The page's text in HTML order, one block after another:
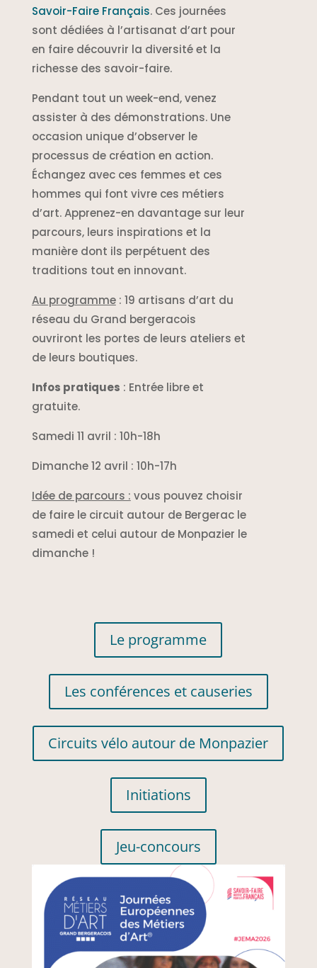
Savoir-Faire Français. Ces journées
sont dédiées à l’artisanat d’art pour
en faire découvrir la diversité et la
richesse des savoir-faire.
Pendant tout un week-end, venez
assister à des démonstrations. Une
occasion unique d’observer le
processus de création en action.
Échangez avec ces femmes et ces
hommes qui font vivre ces métiers
d’art. Apprenez-en davantage sur leur
parcours, leurs inspirations et la
manière dont ils perpétuent des
traditions tout en innovant.
Au programme: 19 artisans d’art du
réseau du Grand bergeracois
ouvriront les portes de leurs ateliers et
de leurs boutiques.
Infos pratiques : Entrée libre et
gratuite.
Samedi 11 avril : 10h-18h
Dimanche 12 avril : 10h-17h
Idée de parcours : vous pouvez choisir
de faire le circuit autour de Bergerac le
samedi et celui autour de Monpazier le
dimanche !
Le programme
Les conférences et causeries
Circuits vélo autour de Monpazier
Initiations
Jeu-concours